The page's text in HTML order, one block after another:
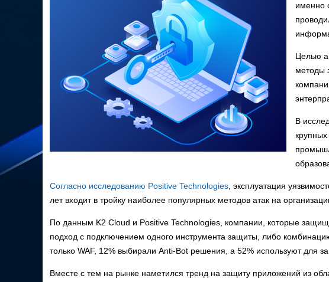
именно
Целью
методы
В
Согласно исследованию Positive Technologies , эксплуатация
лет входит в тройку наиболее популярных методов атак на
По данным K2 Cloud и Positive Technologies, компании, которые
подход с подключением одного инструмента защиты, либо
только WAF, 12% выбирали Anti-Bot решения, а 52% используют для
Вместе с тем на рынке наметился тренд на защиту приложений из